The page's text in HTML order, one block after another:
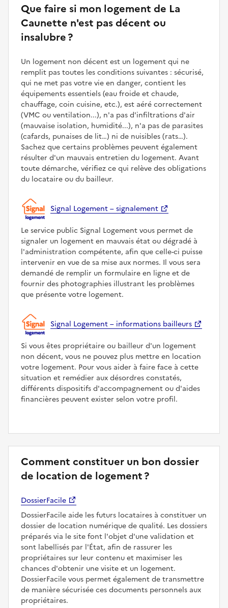
Que faire si mon logement de La
Caunette n'est pas décent ou
insalubre ?
Un logement non décent est un logement qui ne
remplit pas toutes les conditions suivantes : sécurisé,
qui ne met pas votre vie en danger, contient les
équipements essentiels (eau froide et chaude,
chauffage, coin cuisine, etc.), est aéré correctement
(VMC ou ventilation...), n'a pas d'infiltrations d'air
(mauvaise isolation, humidité...), n'a pas de parasites
(cafards, punaises de lit…) ni de nuisibles (rats…).
Sachez que certains problèmes peuvent également
résulter d'un mauvais entretien du logement. Avant
toute démarche, vérifiez ce qui relève des obligations
du locataire ou du bailleur.
Signal Logement – signalement
Le service public Signal Logement vous permet de
signaler un logement en mauvais état ou dégradé à
l'administration compétente, afin que celle-ci puisse
intervenir en vue de sa mise aux normes. Il vous sera
demandé de remplir un formulaire en ligne et de
fournir des photographies illustrant les problèmes
que présente votre logement.
Signal Logement – informations bailleurs
Si vous êtes propriétaire ou bailleur d'un logement
non décent, vous ne pouvez plus mettre en location
votre logement. Pour vous aider à faire face à cette
situation et remédier aux désordres constatés,
différents dispositifs d'accompagnement ou d'aides
financières peuvent exister selon votre profil.
Comment constituer un bon dossier
de location de logement ?
DossierFacile
DossierFacile aide les futurs locataires à constituer un
dossier de location numérique de qualité. Les dossiers
préparés via le site font l'objet d'une validation et
sont labellisés par l'État, afin de rassurer les
propriétaires sur leur contenu et maximiser les
chances d'obtenir une visite et un logement.
DossierFacile vous permet également de transmettre
de manière sécurisée ces documents personnels aux
propriétaires.